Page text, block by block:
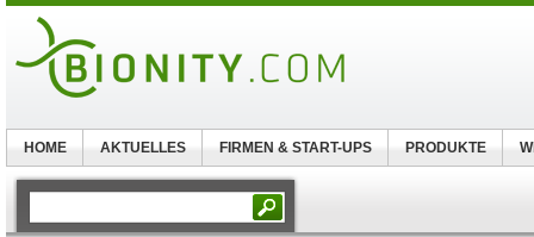
HOME AKTUELLES FIRMEN & START-UPS PRODUKTE